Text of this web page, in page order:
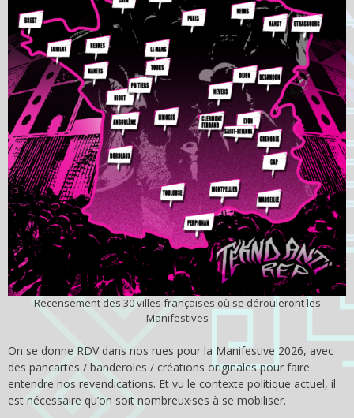
Recensement des 30 villes françaises où se dérouleront les
Manifestives
On se donne RDV dans nos rues pour la Manifestive 2026, avec
des pancartes / banderoles / créations originales pour faire
entendre nos revendications. Et vu le contexte politique actuel, il
est nécessaire qu’on soit nombreux·ses à se mobiliser.